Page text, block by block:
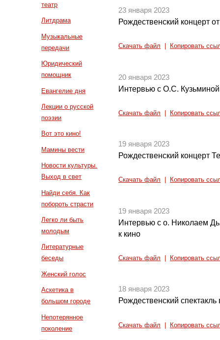
театр
Литдрама
Музыкальные
передачи
Юридический
помощник
Евангелие дня
Лекции о русской
поэзии
Вот это кино!
Мамины вести
Новости культуры.
Выход в свет
Найди себя. Как
побороть страсти
Легко ли быть
молодым
Литературные
беседы
Женский голос
Аскетика в
большом городе
Непотерянное
поколение
23 января 2023
Рождественский концерт
Скачать файл Копировать
20 января 2023
Интервью с О.С.
Скачать файл Копировать
19 января 2023
Рождественский концерт
Скачать файл Копировать
19 января 2023
Интервью с о. Николаем
к кино
Скачать файл Копировать
18 января 2023
Рождественский
Скачать файл Копировать